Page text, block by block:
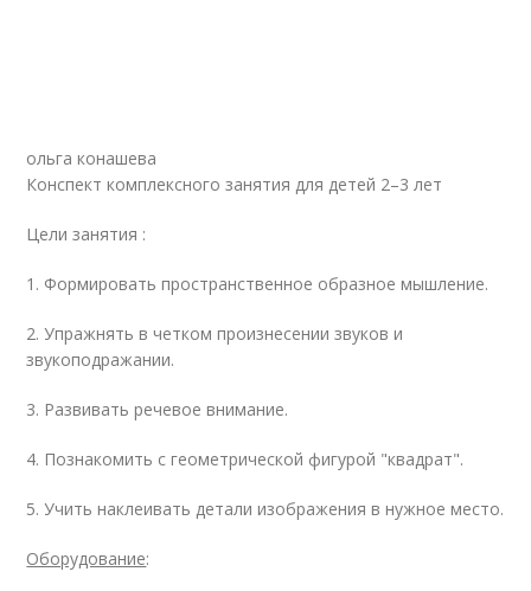
ольга конашева
Конспект комплексного занятия для детей 2–3 лет
Цели занятия :
1. Формировать пространственное образное мышление.
2. Упражнять в четком произнесении звуков и
звукоподражании.
3. Развивать речевое внимание.
4. Познакомить с геометрической фигурой "квадрат".
5. Учить наклеивать детали изображения в нужное место.
Оборудование: